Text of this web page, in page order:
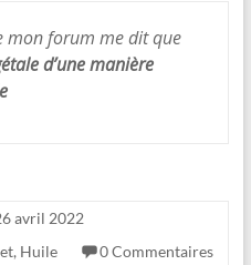
mon forum me dit que
d’une manière
avril 2022
, Huile 0 Commentaires